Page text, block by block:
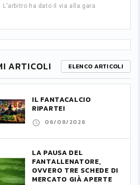
L'arbitro ha dato il via alla gara.
ARTICOLI ELENCO ARTICOLI
IL FANTACALCIO
RIPARTE!
06/08/2026
LA PAUSA DEL
FANTALLENATORE,
OVVERO TRE SCHEDE DI
MERCATO GIÀ APERTE